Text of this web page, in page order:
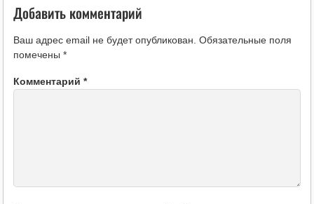
Добавить комментарий
Ваш адрес email не будет опубликован. Обязательные поля
помечены *
Комментарий *